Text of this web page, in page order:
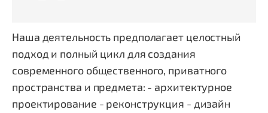
Наша деятельность предполагает целостный
подход и полный цикл для создания
современного общественного, приватного
пространства и предмета: - архитектурное
проектирование - реконструкция - дизайн